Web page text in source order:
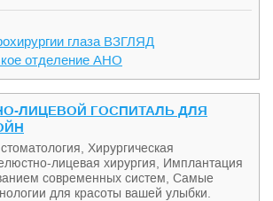
глаза ВЗГЛЯД
отделение АНО
ЛИЦЕВОЙ ГОСПИТАЛЬ ДЛЯ
Хирургическая
лицевая хирургия, Имплантация
современных систем, Самые
для красоты вашей улыбки.